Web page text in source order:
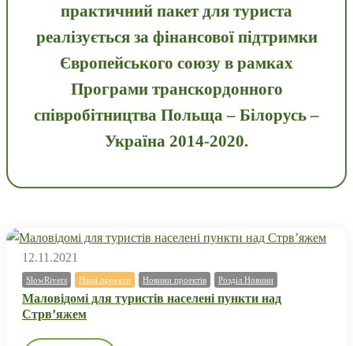
практичний пакет для туриста
реалізується за фінансової підтримки
Європейського союзу в рамках
Програми транскордонного
співробітництва Польща – Білорусь –
Україна 2014-2020.
12.11.2021
SlowRivers Наші проекти Новини проектів Розділ Новини
Маловідомі для туристів населені пункти над
Стрв’яжем